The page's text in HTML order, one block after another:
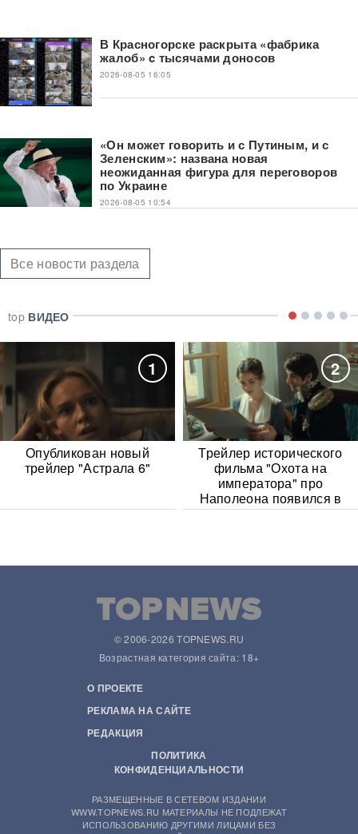
В Красногорске раскрыта «фабрика
жалоб» c тысячами доносов
2026-08-05 16:05
«Он может говорить и с Путиным, и с
Зеленским»: названа новая
неожиданная фигура для переговоров
по Украине
2026-08-05 10:54
Все новости раздела
top ВИДЕО
1
Опубликован новый
трейлер "Астрала 6"
2
Трейлер исторического
фильма "Охота на
императора" про
Наполеона появился в
Сети
© 2006-2026 TOPNEWS.RU
Возрастная категория сайта: 18+
О ПРОЕКТЕ
РЕКЛАМА НА САЙТЕ
РЕДАКЦИЯ
ПОЛИТИКА
КОНФИДЕНЦИАЛЬНОСТИ
РАЗМЕЩЕННЫЕ В СЕТЕВОМ ИЗДАНИИ
WWW.TOPNEWS.RU МАТЕРИАЛЫ НЕ ПОДЛЕЖАТ
ИСПОЛЬЗОВАНИЮ ДРУГИМИ ЛИЦАМИ БЕЗ